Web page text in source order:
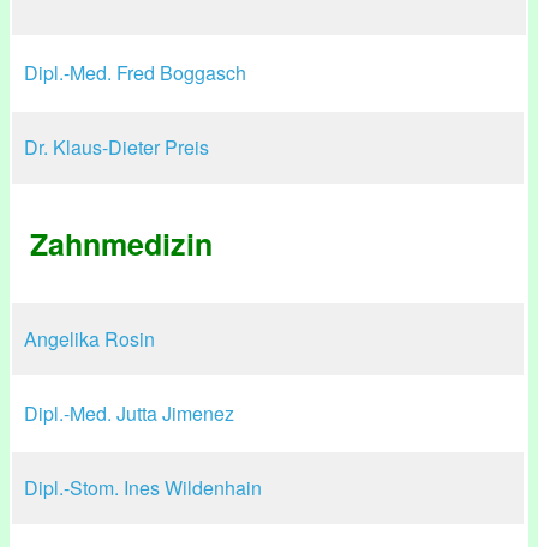
Dipl.-Med. Fred Boggasch
Dr. Klaus-Dieter Preis
Zahnmedizin
Angelika Rosin
Dipl.-Med. Jutta Jimenez
Dipl.-Stom. Ines Wildenhain